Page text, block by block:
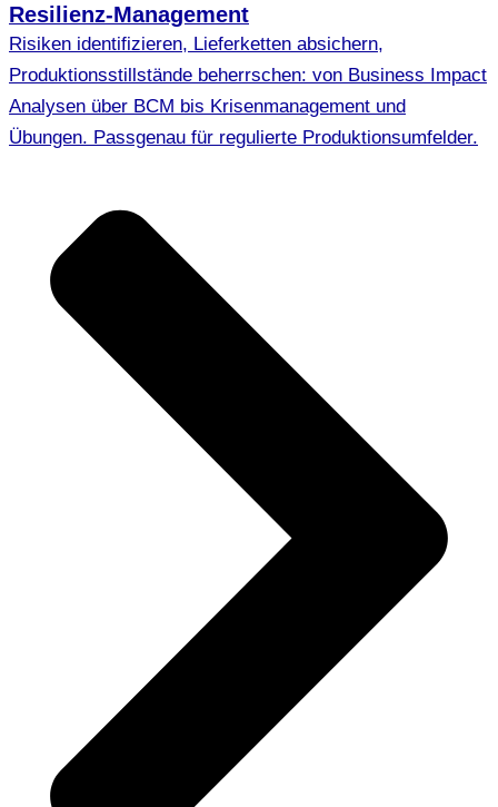
Resilienz-Management
Risiken identifizieren, Lieferketten absichern,
Produktionsstillstände beherrschen: von Business Impact
Analysen über BCM bis Krisenmanagement und
Übungen. Passgenau für regulierte Produktionsumfelder.